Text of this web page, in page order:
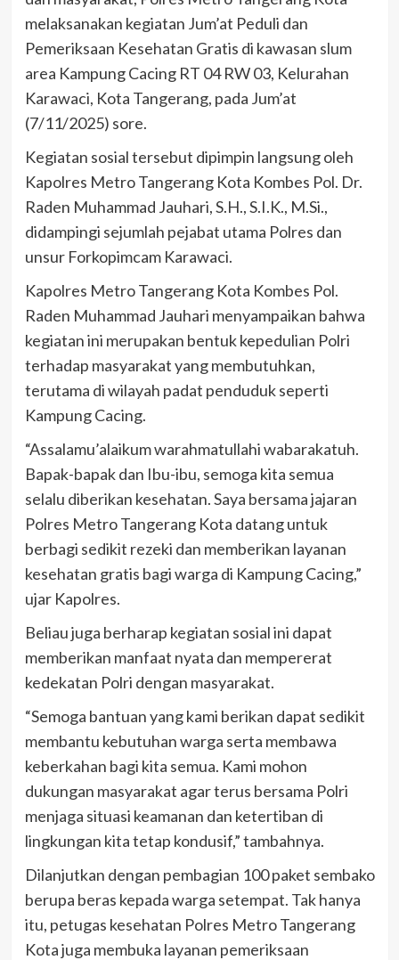
melaksanakan kegiatan Jum’at Peduli dan
Pemeriksaan Kesehatan Gratis di kawasan slum
area Kampung Cacing RT 04 RW 03, Kelurahan
Karawaci, Kota Tangerang, pada Jum’at
(7/11/2025) sore.
Kegiatan sosial tersebut dipimpin langsung oleh
Kapolres Metro Tangerang Kota Kombes Pol. Dr.
Raden Muhammad Jauhari, S.H., S.I.K., M.Si.,
didampingi sejumlah pejabat utama Polres dan
unsur Forkopimcam Karawaci.
Kapolres Metro Tangerang Kota Kombes Pol.
Raden Muhammad Jauhari menyampaikan bahwa
kegiatan ini merupakan bentuk kepedulian Polri
terhadap masyarakat yang membutuhkan,
terutama di wilayah padat penduduk seperti
Kampung Cacing.
“Assalamu’alaikum warahmatullahi wabarakatuh.
Bapak-bapak dan Ibu-ibu, semoga kita semua
selalu diberikan kesehatan. Saya bersama jajaran
Polres Metro Tangerang Kota datang untuk
berbagi sedikit rezeki dan memberikan layanan
kesehatan gratis bagi warga di Kampung Cacing,”
ujar Kapolres.
Beliau juga berharap kegiatan sosial ini dapat
memberikan manfaat nyata dan mempererat
kedekatan Polri dengan masyarakat.
“Semoga bantuan yang kami berikan dapat sedikit
membantu kebutuhan warga serta membawa
keberkahan bagi kita semua. Kami mohon
dukungan masyarakat agar terus bersama Polri
menjaga situasi keamanan dan ketertiban di
lingkungan kita tetap kondusif,” tambahnya.
Dilanjutkan dengan pembagian 100 paket sembako
berupa beras kepada warga setempat. Tak hanya
itu, petugas kesehatan Polres Metro Tangerang
Kota juga membuka layanan pemeriksaan